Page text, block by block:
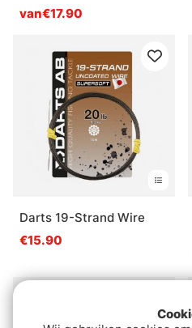
van€17.90
Darts 19-Strand Wire
€15.90